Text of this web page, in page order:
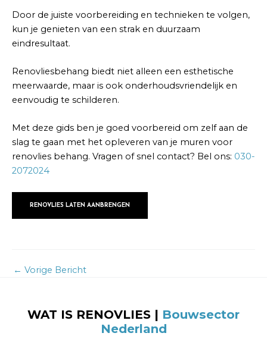
Door de juiste voorbereiding en technieken te volgen,
kun je genieten van een strak en duurzaam
eindresultaat.
Renovliesbehang biedt niet alleen een esthetische
meerwaarde, maar is ook onderhoudsvriendelijk en
eenvoudig te schilderen.
Met deze gids ben je goed voorbereid om zelf aan de
slag te gaan met het opleveren van je muren voor
renovlies behang. Vragen of snel contact? Bel ons: 030-
2072024
RENOVLIES LATEN AANBRENGEN
← Vorige Bericht
WAT IS RENOVLIES | Bouwsector
Nederland